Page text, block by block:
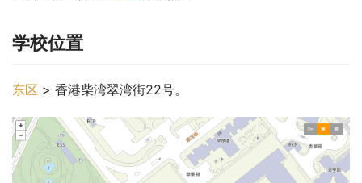
学校位置
东区 > 香港柴湾翠湾街22号。